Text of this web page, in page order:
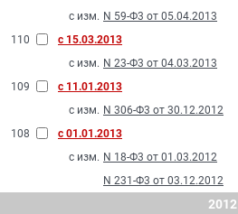
с изм. N 59-Ф3 от 05.04.2013
110
с 15.03.2013
с изм. N 23-Ф3 от 04.03.2013
109
с 11.01.2013
с изм. N 306-Ф3 от 30.12.2012
108
с 01.01.2013
с изм. N 18-Ф3 от 01.03.2012
N 231-Ф3 от 03.12.2012
2012